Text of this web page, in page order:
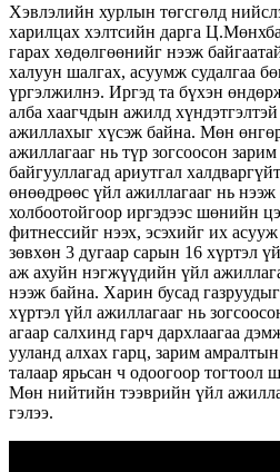
Хэвлэлийн хурлын төгсгөлд
харилцах хэлтсийн дарга
гарах хөдөлгөөнийг нээж
халуун шалгах, асуумж судалгаа
үргэлжилнэ. Иргэд та бүхэн
алба хаагчдын ажилд
ажиллахыг хүсэж байна. Мөн
ажиллагааг нь түр зогсоосон
байгууллагад ариутгал
өнөөдрөөс үйл ажиллагааг нь
холбоотойгоор иргэдээс шөнийн
фитнессийг нээх, эсэхийг их
зөвхөн 3 дугаар сарын 16 хүртэл
аж ахуйн нэгжүүдийн үйл
нээж байна. Харин бусад
хүртэл үйл ажиллагааг нь
агаар салхинд гарч дархлаагаа
ууланд алхах гарц, зарим
талаар ярьсан ч одоогоор тогтоол
Мөн нийтийн тээврийн үйл
гэлээ.